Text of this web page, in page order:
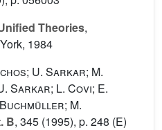
Theories,
1984
U. Sarkar; M.
Sarkar; L. Covi; E.
M.
B, 345 (1995), p. 248 (E)